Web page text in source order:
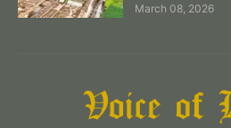
March 08, 2026